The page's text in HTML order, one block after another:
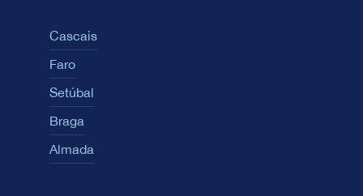
Cascais
Faro
Setúbal
Braga
Almada